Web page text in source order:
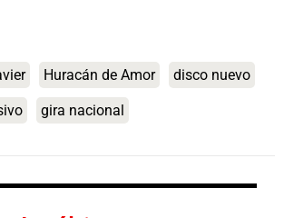
Huracán de Amor disco nuevo
gira nacional